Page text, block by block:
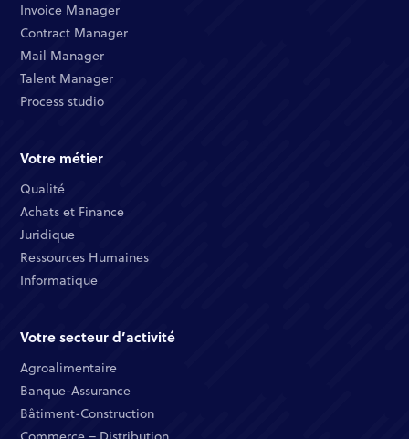
Invoice Manager​
Contract Manager​
Mail Manager​
Talent Manager​
Process studio
Votre métier
Qualité​
Achats et Finance ​
Juridique​​
Ressources Humaines​
Informatique ​
Votre secteur d’activité
Agroalimentaire
Banque-Assurance​
Bâtiment-Construction